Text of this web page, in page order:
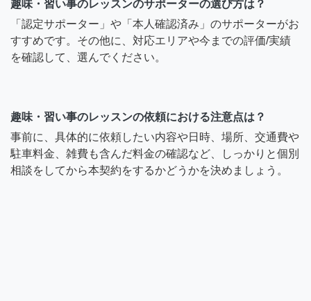
趣味・習い事のレッスンのサポーターの選び方は？
「認定サポーター」や「本人確認済み」のサポーターがお
すすめです。その他に、対応エリアや今までの評価/実績
を確認して、選んでください。
趣味・習い事のレッスンの依頼における注意点は？
事前に、具体的に依頼したい内容や日時、場所、交通費や
駐車料金、雑費も含んだ料金の確認など、しっかりと個別
相談をしてから本契約をするかどうかを決めましょう。